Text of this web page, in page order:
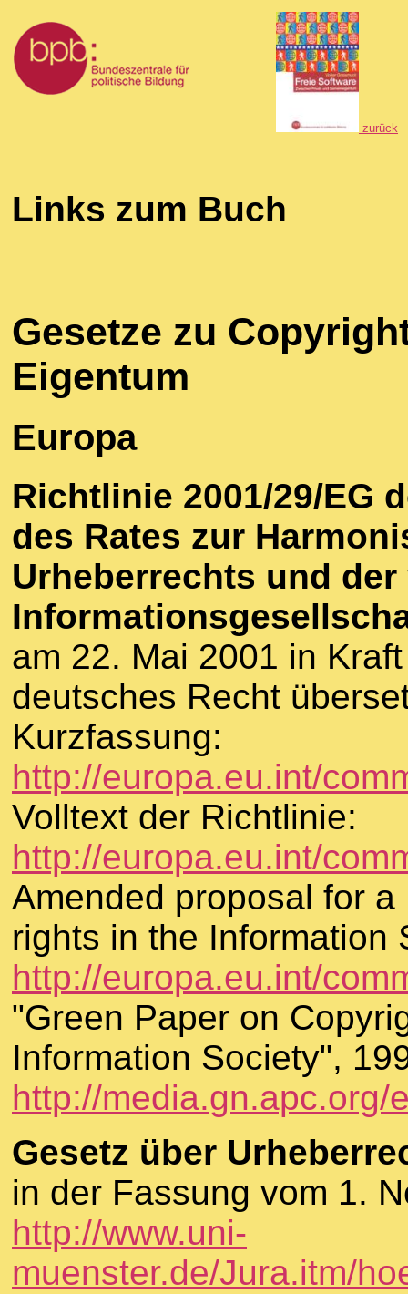
zurück
Links zum Buch
Gesetze zu
Eigentum
Europa
Richtlinie 2001/29/EG
des Rates zur
Urheberrechts und
am 22. Mai 2001 in
deutsches Recht
Kurzfassung:
http://europa.eu.int/
Volltext der Richtlinie:
http://europa.eu.int/
Amended proposal for
rights in the Information
http://europa.eu.int/
"Green Paper on
Information Society",
http://media.gn.apc.org/
Gesetz über
in der Fassung vom 1.
http://www.uni-
muenster.de/Jura.itm/